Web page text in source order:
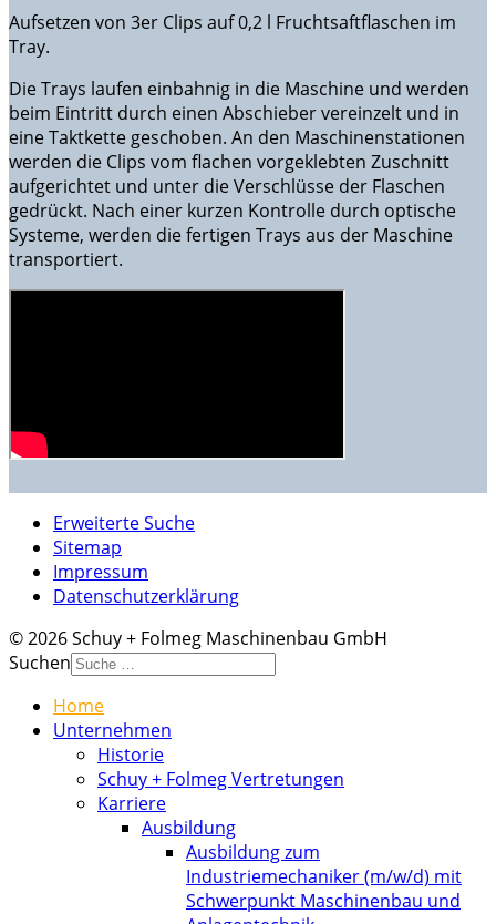
Aufsetzen von 3er Clips auf 0,2 l Fruchtsaftflaschen im
Tray.
Die Trays laufen einbahnig in die Maschine und werden
beim Eintritt durch einen Abschieber vereinzelt und in
eine Taktkette geschoben. An den Maschinenstationen
werden die Clips vom flachen vorgeklebten Zuschnitt
aufgerichtet und unter die Verschlüsse der Flaschen
gedrückt. Nach einer kurzen Kontrolle durch optische
Systeme, werden die fertigen Trays aus der Maschine
transportiert.
Erweiterte Suche
Sitemap
Impressum
Datenschutzerklärung
© 2026 Schuy + Folmeg Maschinenbau GmbH
Suchen
Home
Unternehmen
Historie
Schuy + Folmeg Vertretungen
Karriere
Ausbildung
Ausbildung zum
Industriemechaniker (m/w/d) mit
Schwerpunkt Maschinenbau und